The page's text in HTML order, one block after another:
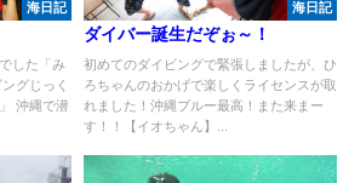
海日記
した「み
グじっく
沖縄で潜
海日記
ダイバー誕生だぞぉ～！
初めてのダイビングで緊張しましたが、ひ
ろちゃんのおかげで楽しくライセンスが取
れました！沖縄ブルー最高！また来まー
す！！【イオちゃん】...